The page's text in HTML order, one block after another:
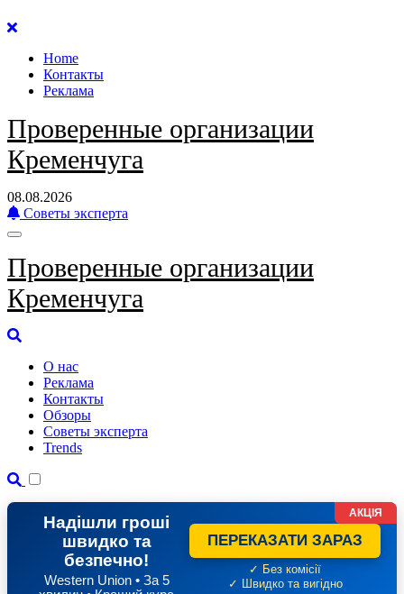
Перейти
содержанию
Home
Контакты
Реклама
Проверенные организации
Кременчуга
08.08.2026
Советы эксперта
Проверенные организации
Кременчуга
О нас
Реклама
Контакты
Обзоры
Советы эксперта
Trends
Надішли гроші
швидко та
безпечно!
Western Union • За 5
ПЕРЕКАЗАТИ ЗАРАЗ
✓ Без комісії
✓ Швидко та вигідно
АКЦІЯ